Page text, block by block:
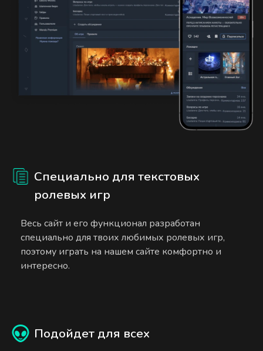
Специально для текстовых
ролевых игр
Весь сайт и его функционал разработан
специально для твоих любимых ролевых игр,
поэтому играть на нашем сайте комфортно и
интересно.
Подойдет для всех